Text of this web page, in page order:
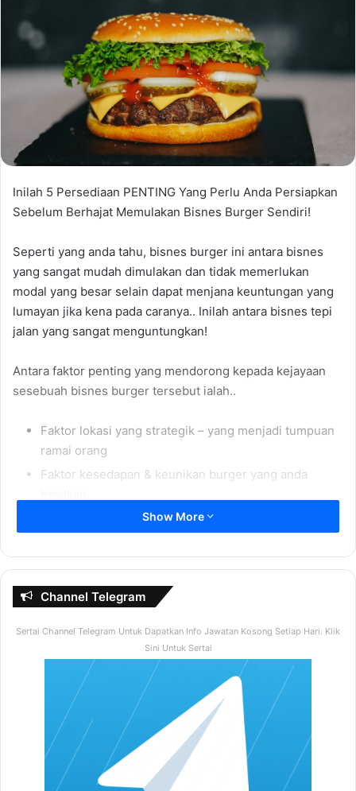
Inilah 5 Persediaan PENTING Yang Perlu Anda Persiapkan
Sebelum Berhajat Memulakan Bisnes Burger Sendiri!
Seperti yang anda tahu, bisnes burger ini antara bisnes
yang sangat mudah dimulakan dan tidak memerlukan
modal yang besar selain dapat menjana keuntungan yang
lumayan jika kena pada caranya.. Inilah antara bisnes tepi
jalan yang sangat menguntungkan!
Antara faktor penting yang mendorong kepada kejayaan
sesebuah bisnes burger tersebut ialah..
Faktor lokasi yang strategik – yang menjadi tumpuan
ramai orang
Faktor kesedapan & keunikan burger yang anda
Faktor pengurusan kewangan bisnes yang mantap
teratur
Faktor pengurusan pelanggan yang menyenangkan
yang mempunyai pembeli-pembeli setia yang sentiasa
tertunggu-tunggu bilakah masanya anda buka gerai burger
untuk membuat pesanan.. Bukankah keadaan ini sangat
menakjubkan untuk anda & anda mampu menjana
keuntungan yang konsisten hanya dengan meniaga di
gerai burger sahaja!
Tapi untuk memastikan anda benar-benar mampu
Show More
Channel Telegram
Sertai Channel Telegram Untuk Dapatkan Info Jawatan Kosong Setiap Hari. Klik
Sini Untuk Sertai